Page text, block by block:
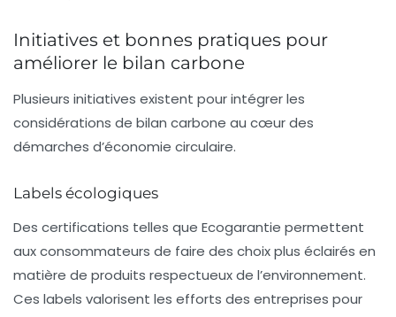
Initiatives et bonnes pratiques pour
améliorer le bilan carbone
Plusieurs initiatives existent pour intégrer les
considérations de bilan carbone au cœur des
démarches d’économie circulaire.
Labels écologiques
Des certifications telles que Ecogarantie permettent
aux consommateurs de faire des choix plus éclairés en
matière de produits respectueux de l’environnement.
Ces labels valorisent les efforts des entreprises pour